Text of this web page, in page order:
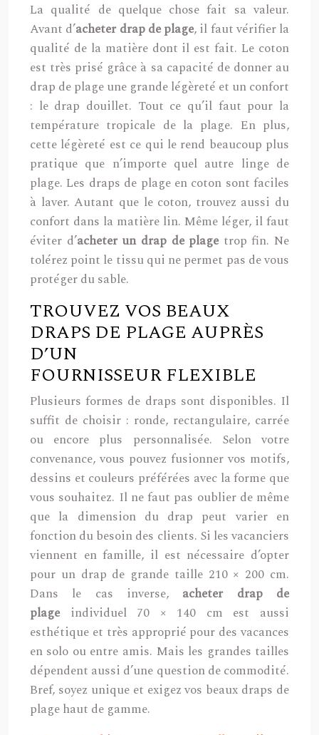
La qualité de quelque chose fait sa valeur.
Avant d’acheter drap de plage, il faut vérifier la
qualité de la matière dont il est fait. Le coton
est très prisé grâce à sa capacité de donner au
drap de plage une grande légèreté et un confort
: le drap douillet. Tout ce qu’il faut pour la
température tropicale de la plage. En plus,
cette légèreté est ce qui le rend beaucoup plus
pratique que n’importe quel autre linge de
plage. Les draps de plage en coton sont faciles
à laver. Autant que le coton, trouvez aussi du
confort dans la matière lin. Même léger, il faut
éviter d’acheter un drap de plage trop fin. Ne
tolérez point le tissu qui ne permet pas de vous
protéger du sable.
TROUVEZ VOS BEAUX
DRAPS DE PLAGE AUPRÈS
D’UN
FOURNISSEUR FLEXIBLE
Plusieurs formes de draps sont disponibles. Il
suffit de choisir : ronde, rectangulaire, carrée
ou encore plus personnalisée. Selon votre
convenance, vous pouvez fusionner vos motifs,
dessins et couleurs préférées avec la forme que
vous souhaitez. Il ne faut pas oublier de même
que la dimension du drap peut varier en
fonction du besoin des clients. Si les vacanciers
viennent en famille, il est nécessaire d’opter
pour un drap de grande taille 210 × 200 cm.
Dans le cas inverse, acheter drap de
plage individuel 70 × 140 cm est aussi
esthétique et très approprié pour des vacances
en solo ou entre amis. Mais les grandes tailles
dépendent aussi d’une question de commodité.
Bref, soyez unique et exigez vos beaux draps de
plage haut de gamme.